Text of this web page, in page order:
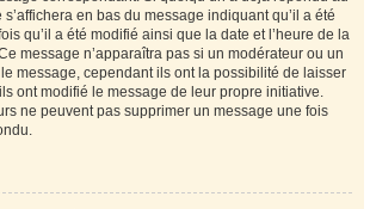
en bas du message indiquant qu’il a été
qu’il a été modifié ainsi que la date et l’heure de la
message n’apparaîtra pas si un modérateur ou un
message, cependant ils ont la possibilité de laisser
ont modifié le message de leur propre initiative.
ne peuvent pas supprimer un message une fois